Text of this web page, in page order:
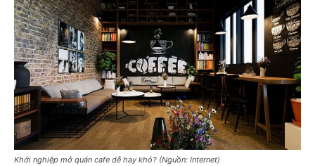
Khởi nghiệp mở quán cafe dễ hay khó? (Nguồn: Internet)